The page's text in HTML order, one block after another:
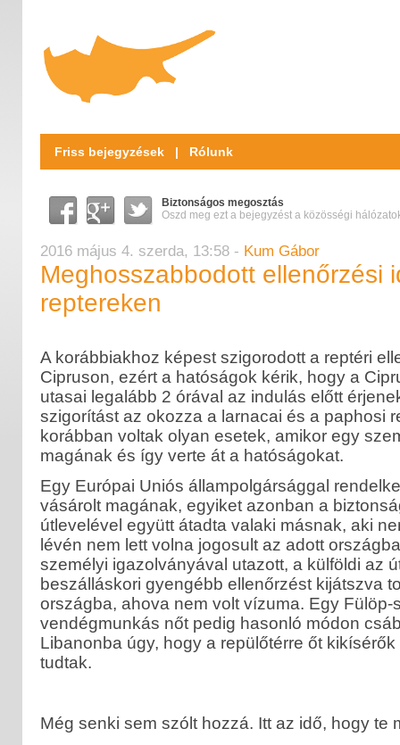
Friss bejegyzések | Rólunk
Biztonságos megosztás
Oszd meg ezt a bejegyzést a közösségi
2016 május 4. szerda, 13:58 - Kum Gábor
Meghosszabbodott ellenőrzési
reptereken
A korábbiakhoz képest szigorodott a reptéri
Cipruson, ezért a hatóságok kérik, hogy a
utasai legalább 2 órával az indulás előtt
szigorítást az okozza a larnacai és a paphosi
korábban voltak olyan esetek, amikor egy
magának és így verte át a hatóságokat.
Egy Európai Uniós állampolgársággal
vásárolt magának, egyiket azonban a
útlevelével együtt átadta valaki másnak, aki
lévén nem lett volna jogosult az adott
személyi igazolványával utazott, a külföldi az
beszálláskori gyengébb ellenőrzést kijátszva
országba, ahova nem volt vízuma. Egy Fülöp-
vendégmunkás nőt pedig hasonló módon
Libanonba úgy, hogy a repülőtérre őt
tudtak.
Még senki sem szólt hozzá. Itt az idő, hogy te